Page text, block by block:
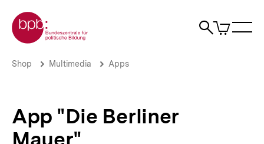
zum
Seiteninhalt
springen
Zur Startseite der bpb
Suche
Artikel
im
App
bpb.de
Brotkrümelnavigation
Pfadnavigation
Shop Multimedia Apps
App "Die Berliner